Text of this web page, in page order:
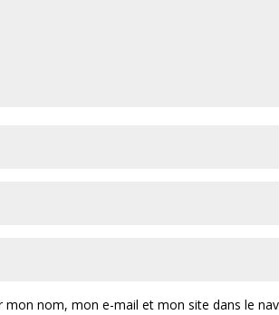
mon nom, mon e-mail et mon site dans le